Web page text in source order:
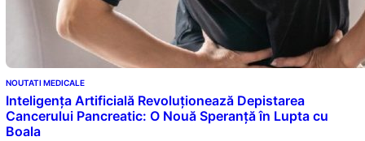
NOUTATI MEDICALE
Inteligența Artificială Revoluționează Depistarea
Cancerului Pancreatic: O Nouă Speranță în Lupta cu
Boala